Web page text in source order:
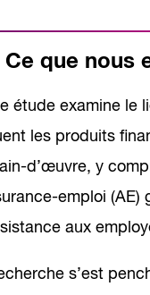
Ce que nous
étude examine le
les produits
d’œuvre, y
emploi
aux
s’est